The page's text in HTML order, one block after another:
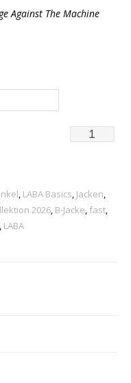
Against The Machine
B-
LABA
LABA Basics Jacken
2026 B-Jacke fast
LABA